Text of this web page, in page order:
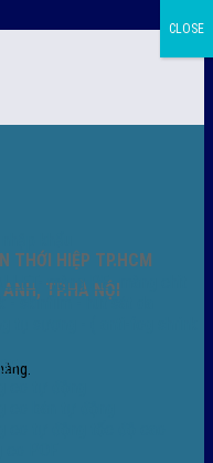
THỚI HIỆP TP.HCM
TP.HÀ NỘI
màng PE- màng chit
- skinfilm - hút sát da
CLOSE